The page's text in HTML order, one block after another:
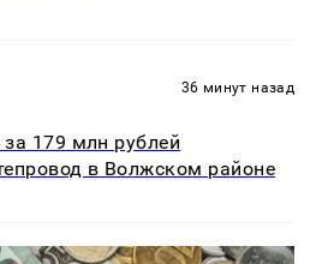
36 минут назад
179 млн рублей
в Волжском районе